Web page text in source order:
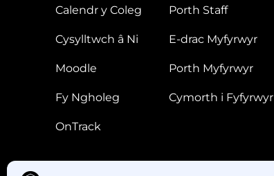
Calendr y Coleg
Cysylltwch â Ni
Moodle
Fy Ngholeg
OnTrack
Porth Staff
E-drac Myfyrwyr
Porth Myfyrwyr
Cymorth i Fyfyrwyr